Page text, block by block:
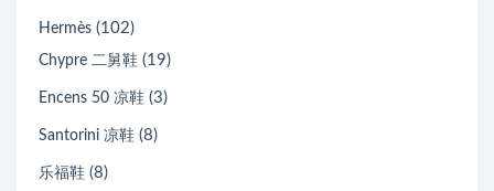
Hermès (102)
Chypre 二舅鞋 (19)
Encens 50 凉鞋 (3)
Santorini 凉鞋 (8)
乐福鞋 (8)